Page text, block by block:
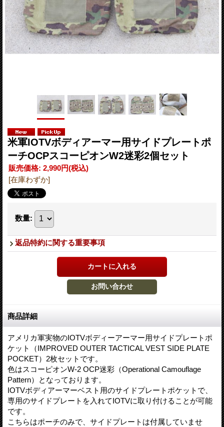
米軍IOTVボディアーマー用サイドプレートポ
ーチOCPスコーピオンW2迷彩2個セット
販売価格: 2,990円(税込)
[在庫わずか]
数量:
返品特約に関する重要事項
商品詳細
アメリカ軍実物のIOTVボディーアーマー用サイドプレートポ
ケット（IMPROVED OUTER TACTICAL VEST SIDE PLATE
POCKET）2枚セットです。
色はスコーピオンW-2 OCP迷彩（Operational Camouflage
Pattern）となっております。
IOTVボディアーマーベスト用のサイドプレートポケットで、
専用のサイドプレートを入れてIOTVに取り付けることが可能
です。
こちらはポーチのみで、サイドプレートは付属していませ